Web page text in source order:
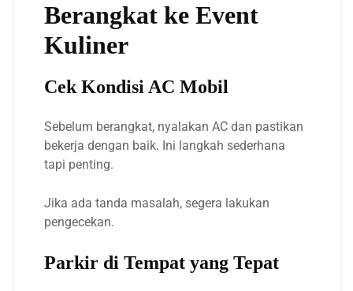
Berangkat ke Event
Kuliner
Cek Kondisi AC Mobil
Sebelum berangkat, nyalakan AC dan pastikan
bekerja dengan baik. Ini langkah sederhana
tapi penting.
Jika ada tanda masalah, segera lakukan
pengecekan.
Parkir di Tempat yang Tepat